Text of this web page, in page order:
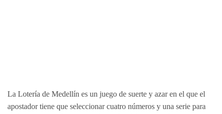
La Lotería de Medellín es un juego de suerte y azar en el que el
apostador tiene que seleccionar cuatro números y una serie para